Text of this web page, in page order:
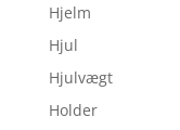
Hjelm
Hjul
Hjulvægt
Holder